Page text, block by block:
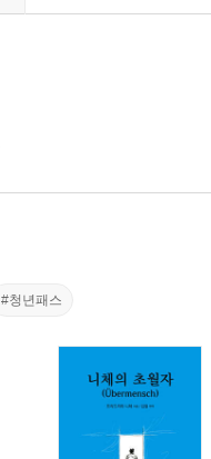
#청년패스